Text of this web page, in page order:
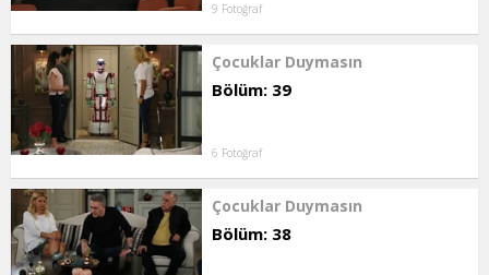
9 Fotoğraf
Çocuklar Duymasın
Bölüm: 39
6 Fotoğraf
Çocuklar Duymasın
Bölüm: 38